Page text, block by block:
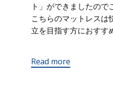
ト」ができましたので
こちらのマットレスは
立を目指す方におすす
Read more